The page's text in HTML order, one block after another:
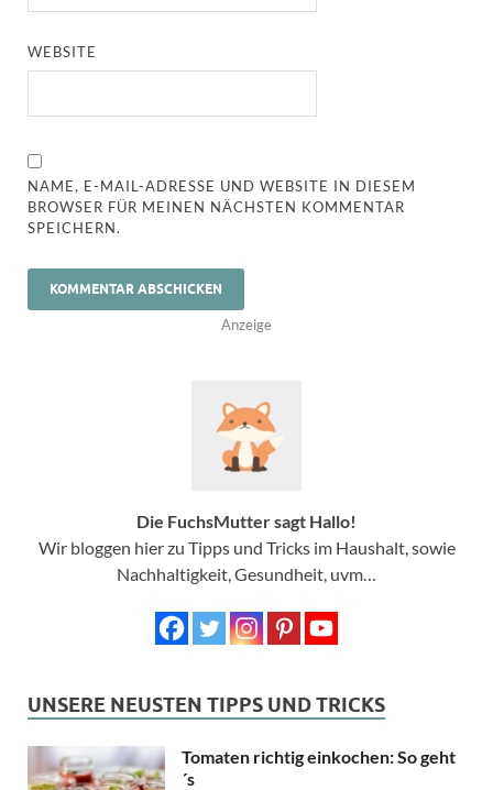
WEBSITE
NAME, E-MAIL-ADRESSE UND WEBSITE IN DIESEM
BROWSER FÜR MEINEN NÄCHSTEN KOMMENTAR
SPEICHERN.
Anzeige
Die FuchsMutter sagt Hallo!
Wir bloggen hier zu Tipps und Tricks im Haushalt, sowie
Nachhaltigkeit, Gesundheit, uvm…
UNSERE NEUSTEN TIPPS UND TRICKS
Tomaten richtig einkochen: So geht
´s